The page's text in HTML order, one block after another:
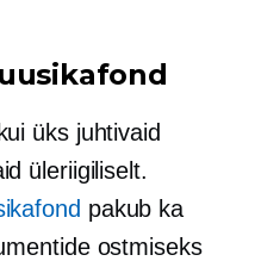
üks juhtivaid
üleriigiliselt.
pakub ka
ostmiseks